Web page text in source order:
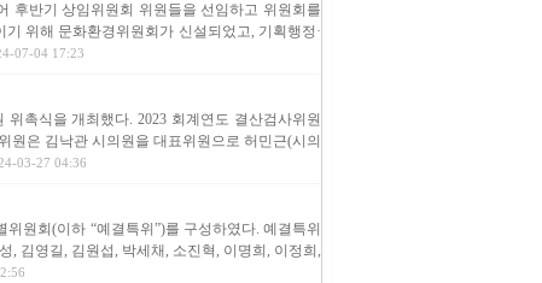
후반기 상임위원회 위원들을 선임하고 위원회를
위해 문화환경위원회가 신설되었고, 기획행정·
07-04 17:23
촉식을 개최했다. 2023 회계연도 결산검사위원
원은 김낙관 시의원을 대표위원으로 허민근(시의
03-27 04:36
원회(이하 “예결특위”)를 구성하였다. 예결특위
, 김영길, 김원섭, 박세채, 소진혁, 이명희, 이정희,